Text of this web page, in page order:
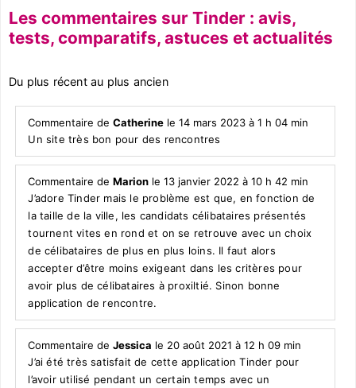
Les commentaires sur Tinder : avis,
tests, comparatifs, astuces et actualités
Du plus récent au plus ancien
Commentaire deCatherine le 14 mars 2023 à 1 h 04 min
Un site très bon pour des rencontres
Commentaire deMarion le 13 janvier 2022 à 10 h 42 min
J’adore Tinder mais le problème est que, en fonction de
la taille de la ville, les candidats célibataires présentés
tournent vites en rond et on se retrouve avec un choix
de célibataires de plus en plus loins. Il faut alors
accepter d’être moins exigeant dans les critères pour
avoir plus de célibataires à proxiltié. Sinon bonne
application de rencontre.
Commentaire deJessica le 20 août 2021 à 12 h 09 min
J’ai été très satisfait de cette application Tinder pour
l’avoir utilisé pendant un certain temps avec un